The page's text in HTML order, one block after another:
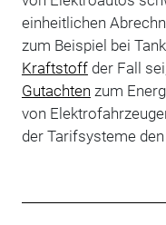
einheitlichen
zum Beispiel bei
Kraftstoffder Fall
Gutachten zum
von
der Tarifsysteme